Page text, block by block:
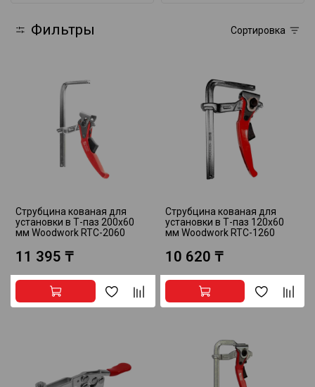
Фильтры Сортировка
Струбцина кованая для
установки в Т-паз 200х60
мм Woodwork RTC-2060
11 395 ₸
Струбцина кованая для
установки в Т-паз 120х60
мм Woodwork RTC-1260
10 620 ₸